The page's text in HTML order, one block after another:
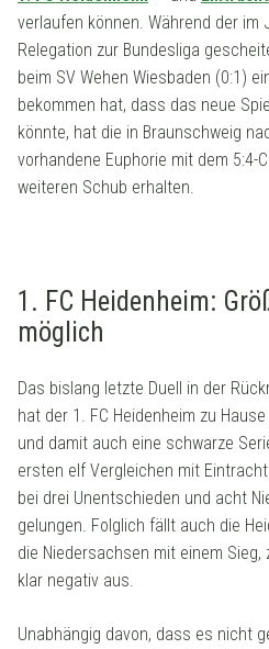
verlaufen können. Während der im
Relegation zur Bundesliga
beim SV Wehen Wiesbaden (0:1)
bekommen hat, dass das neue
könnte, hat die in Braunschweig
vorhandene Euphorie mit dem 5:4-
weiteren Schub erhalten.
1. FC Heidenheim:
möglich
Das bislang letzte Duell in der
hat der 1. FC Heidenheim zu
und damit auch eine schwarze
ersten elf Vergleichen mit
bei drei Unentschieden und acht
gelungen. Folglich fällt auch die
die Niedersachsen mit einem Sieg,
klar negativ aus.
Unabhängig davon, dass es nicht